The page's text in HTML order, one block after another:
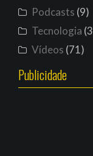
Podcasts (9)
Tecnologia
Vídeos (71)
Publicidade